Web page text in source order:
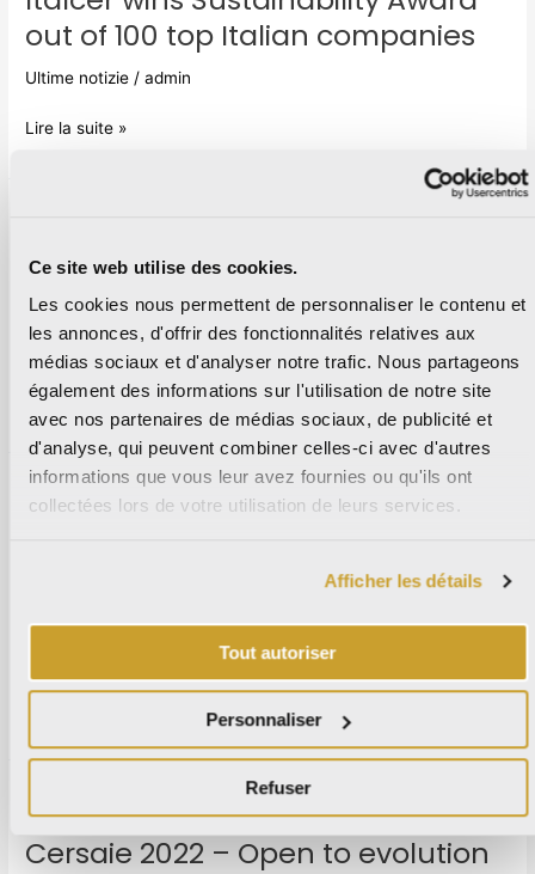
Ce site web utilise des cookies.
Les cookies nous permettent de personnaliser le contenu et
les annonces, d'offrir des fonctionnalités relatives aux
médias sociaux et d'analyser notre trafic. Nous partageons
également des informations sur l'utilisation de notre site
avec nos partenaires de médias sociaux, de publicité et
d'analyse, qui peuvent combiner celles-ci avec d'autres
informations que vous leur avez fournies ou qu'ils ont
collectées lors de votre utilisation de leurs services.
Afficher les détails
Tout autoriser
Personnaliser
Refuser
out of 100 top Italian companies
Ultime notizie /admin
out
of
top
Lire la suite »
Coverings 2023, at the start of the
new edition
Ultime notizie admin
at
the
the
new
edition
Lire la suite »
New collection by Tonino Lamborghini and La Fabbrica at
Cersaie 2022 – Open to evolution
2022
–